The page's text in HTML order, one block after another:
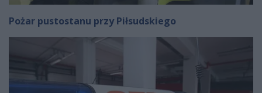
Pożar pustostanu przy Piłsudskiego